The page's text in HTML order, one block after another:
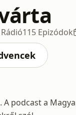
115 Epizódok
podcast a